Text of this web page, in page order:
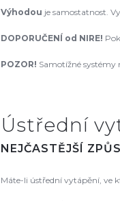
Výhodou je samostatnost.
DOPORUČENÍ od NIRE!
POZOR! Samotížné
Ústřední
NEJČASTĚJŠÍ
Máte-li ústřední vytápění, ve